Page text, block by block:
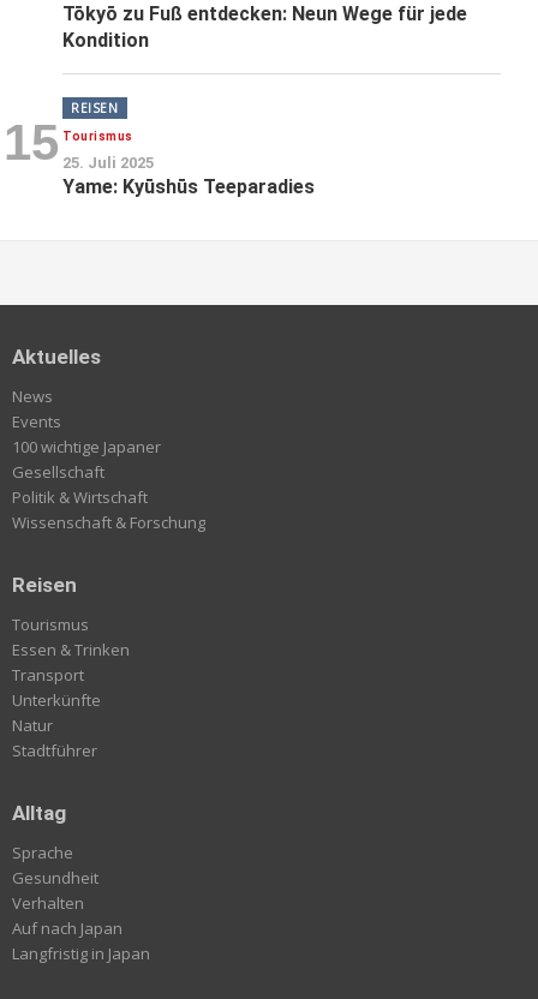
Tōkyō zu Fuß entdecken: Neun Wege für jede
Kondition
15
REISEN
Tourismus
25. Juli 2025
Yame: Kyūshūs Teeparadies
Aktuelles
News
Events
100 wichtige Japaner
Gesellschaft
Politik & Wirtschaft
Wissenschaft & Forschung
Reisen
Tourismus
Essen & Trinken
Transport
Unterkünfte
Natur
Stadtführer
Alltag
Sprache
Gesundheit
Verhalten
Auf nach Japan
Langfristig in Japan